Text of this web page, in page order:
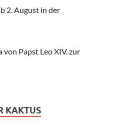
2. August in der
Papst Leo XIV. zur
KAKTUS